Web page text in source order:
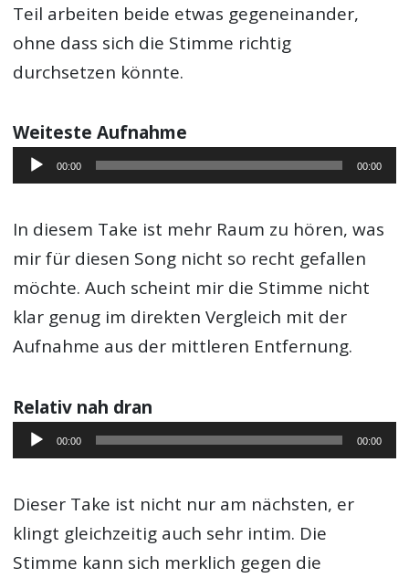
Teil arbeiten beide etwas gegeneinander,
ohne dass sich die Stimme richtig
durchsetzen könnte.
Weiteste Aufnahme
Audio-
Player
00:00 00:00
In diesem Take ist mehr Raum zu hören, was
mir für diesen Song nicht so recht gefallen
möchte. Auch scheint mir die Stimme nicht
klar genug im direkten Vergleich mit der
Aufnahme aus der mittleren Entfernung.
Relativ nah dran
Audio-
Player
00:00 00:00
Dieser Take ist nicht nur am nächsten, er
klingt gleichzeitig auch sehr intim. Die
Stimme kann sich merklich gegen die